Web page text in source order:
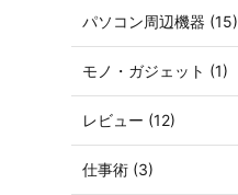
パソコン周辺機器 (15)
モノ・ガジェット (1)
レビュー (12)
仕事術 (3)